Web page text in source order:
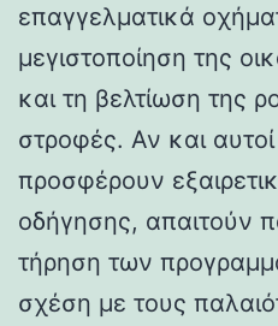
επαγγελματικά
μεγιστοποίηση της
και τη βελτίωση της
στροφές. Αν και αυτοί
προσφέρουν
οδήγησης, απαιτούν
τήρηση των
σχέση με τους